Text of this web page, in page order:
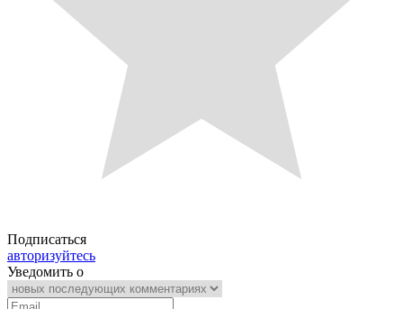
Подписаться
авторизуйтесь
Уведомить о